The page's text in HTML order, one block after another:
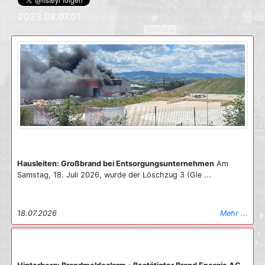
2023.08.07.01
Hausleiten: Großbrand bei Entsorgungsunternehmen Am
Samstag, 18. Juli 2026, wurde der Löschzug 3 (Gle ...
18.07.2026 Mehr ...